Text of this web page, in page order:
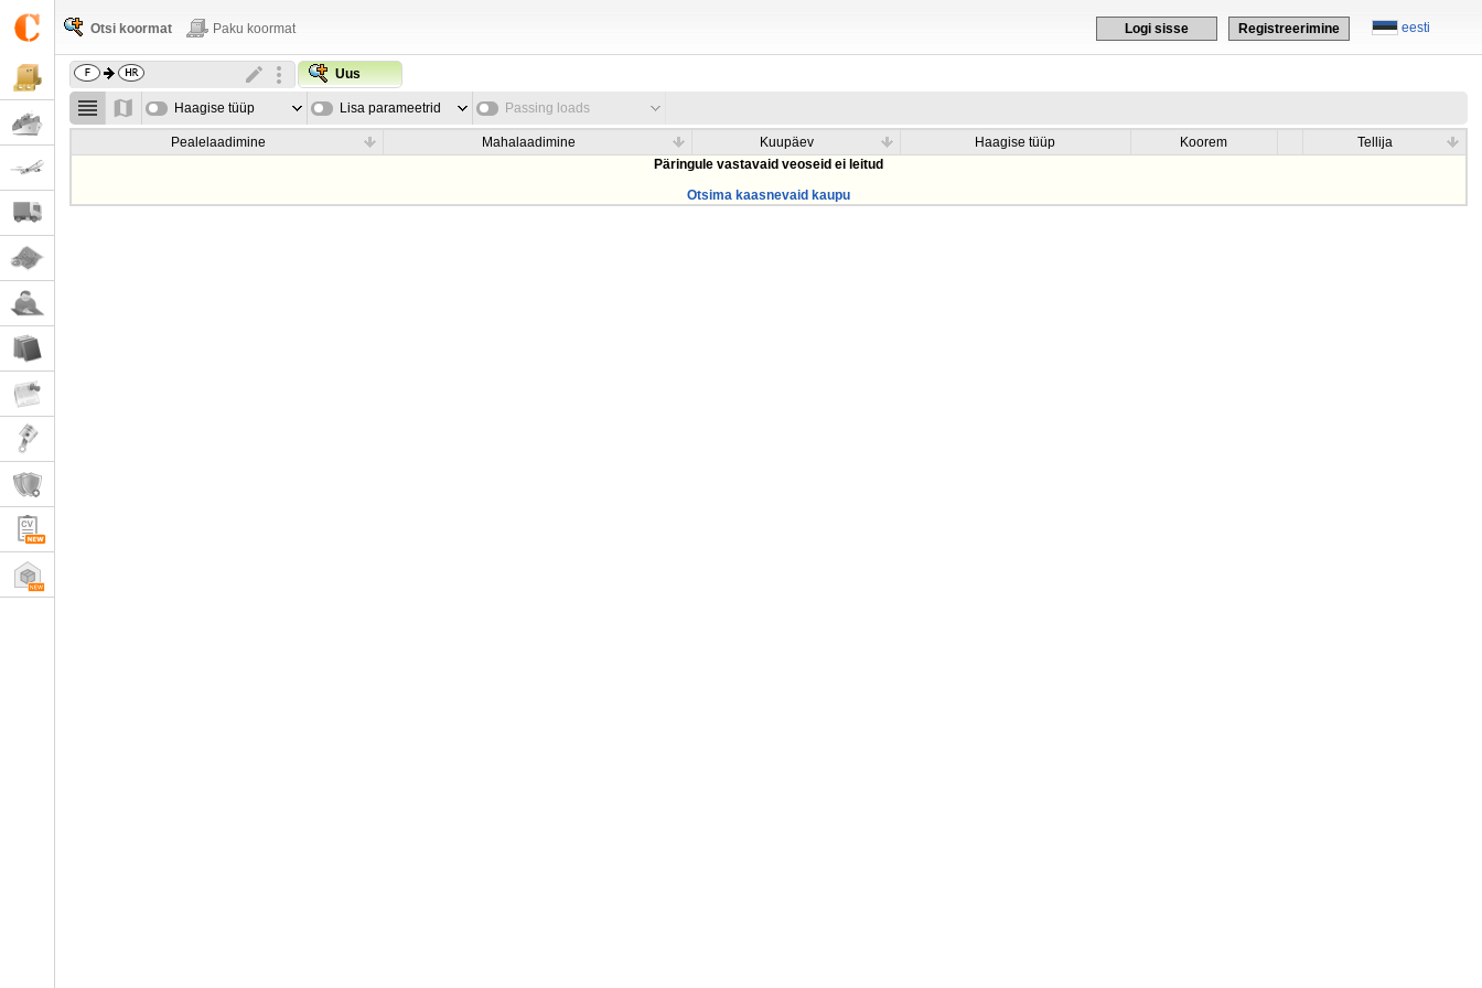
eesti
Logi sisse Registreerimine
Otsi koormat Paku koormat
Uus
Haagise tüüp Lisa parameetrid Passing loads
Pealelaadimine Mahalaadimine Kuupäev Haagise tüüp Koorem
Tellija
Päringule vastavaid veoseid ei leitud
Otsima kaasnevaid kaupu